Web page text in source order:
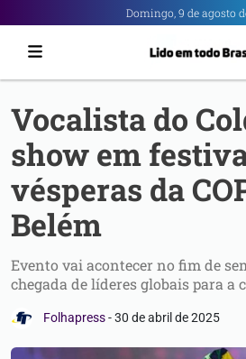
-
Notícias
de
Anápolis
Domingo, 9 de agosto
Vocalista do
show em
vésperas da
Belém
Evento vai acontecer no fim de
chegada de líderes globais para a
Folhapress-30 de abril de 2025